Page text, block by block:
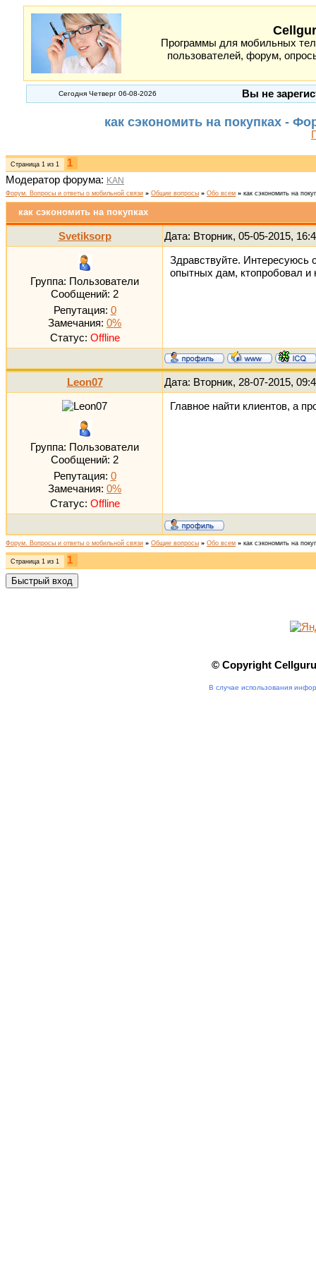
Программы для мобильных
пользователей, форум,
Сегодня Четверг 06-08-2026 Вы не
как сэкономить на покупках -
Страница 1 из 1
1
Модератор форума: KAN
Форум. Вопросы и ответы о мобильной связи » Общие вопросы » Обо всем » как сэкономить на
как сэкономить на покупках
Svetiksorp Дата: Вторник, 05-05-2015,
Группа: Пользователи
Сообщений: 2
Репутация: 0
Замечания: 0%
Статус: Offline
Здравствуйте. Интересуюсь
опытных дам, ктопробовал и
Leon07 Дата: Вторник, 28-07-2015,
Группа: Пользователи
Сообщений: 2
Репутация: 0
Замечания: 0%
Статус: Offline
Главное найти клиентов, а
Форум. Вопросы и ответы о мобильной связи » Общие вопросы » Обо всем » как сэкономить на
Страница 1 из 1 1
© Copyright
В случае использования